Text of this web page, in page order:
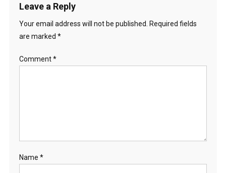
Leave a Reply
Your email address will not be published.
Required fields
are marked *
Comment*
Name *